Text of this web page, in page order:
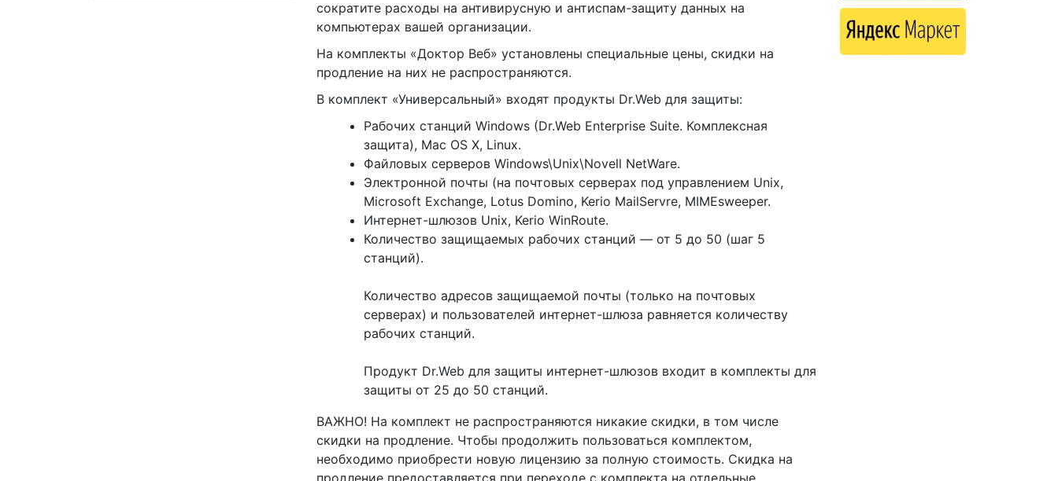
сократите расходы на антивирусную и антиспам-защиту данных на
компьютерах вашей организации.
На комплекты «Доктор Веб» установлены специальные цены, скидки на
продление на них не распространяются.
В комплект «Универсальный» входят продукты Dr.Web для защиты:
Рабочих станций Windows (Dr.Web Enterprise Suite. Комплексная
защита), Mac OS X, Linux.
Файловых серверов Windows\Unix\Novell NetWare.
Электронной почты (на почтовых серверах под управлением Unix,
Microsoft Exchange, Lotus Domino, Kerio MailServre, MIMEsweeper.
Интернет-шлюзов Unix, Kerio WinRoute.
Количество защищаемых рабочих станций — от 5 до 50 (шаг 5
станций).
Количество адресов защищаемой почты (только на почтовых
серверах) и пользователей интернет-шлюза равняется количеству
рабочих станций.
Продукт Dr.Web для защиты интернет-шлюзов входит в комплекты для
защиты от 25 до 50 станций.
ВАЖНО! На комплект не распространяются никакие скидки, в том числе
скидки на продление. Чтобы продолжить пользоваться комплектом,
необходимо приобрести новую лицензию за полную стоимость. Скидка на